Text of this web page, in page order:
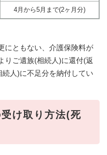
4月から5月まで(2ヶ月分)
にともない、介護保険料が
りご遺族(相続人)に還付(返
人)に不足分を納付してい
け取り方法(死